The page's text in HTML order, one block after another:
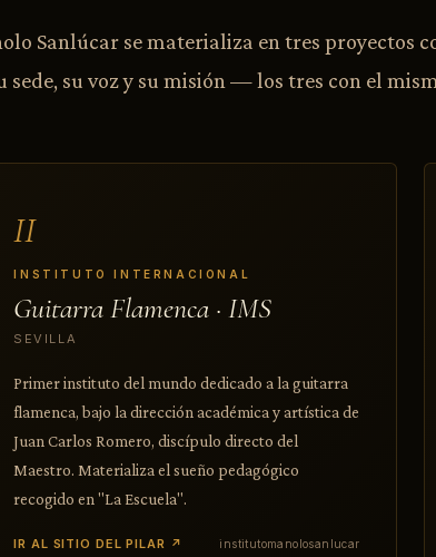
Sanlúcar se materializa en tres proyectos
sede, su voz y su misión — los tres con el
II
INSTITUTO INTERNACIONAL
Guitarra Flamenca · IMS
SEVILLA
Primer instituto del mundo dedicado a la guitarra
flamenca, bajo la dirección académica y artística de
Juan Carlos Romero, discípulo directo del
Maestro. Materializa el sueño pedagógico
recogido en "La Escuela".
IR AL SITIO DEL PILAR ↗ institutomanolosanlucar